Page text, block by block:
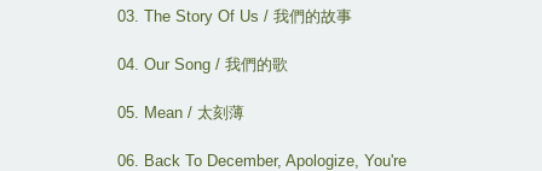
03. The Story Of Us / 我們的故事
04. Our Song / 我們的歌
05. Mean / 太刻薄
06. Back To December, Apologize, You're